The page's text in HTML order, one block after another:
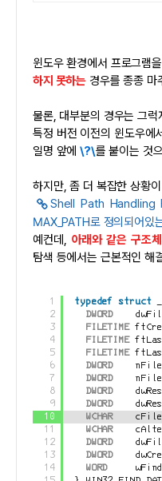
윈도우 환경에서 프로그램
하지 못하는 경우를 종종 마
물론, 대부분의 경우는 그
특정 버전 이전의 윈도우에서는 레지스트리에 값을 기록하고, 파
일명 앞에\?\를 붙이는 것
하지만, 좀 더 복잡한 상황
Shell Path Handling
MAX_PATH로 정의되어있
예컨데, 아래와 같은 구조체
탐색 등에서는 근본적인 해
1
2
3
4
5
6
7
8
9
10
11
12
13
14
typedef struct
DWORD
FILETIME
FILETIME
FILETIME
DWORD
DWORD
DWORD
DWORD
WCHAR
WCHAR
DWORD
DWORD
WORD